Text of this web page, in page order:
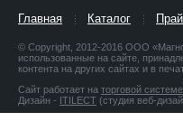
Главная Каталог
© Copyright, 2012-2016 ООО
использованные на сайте,
контента на других сайтах и в
Сайт работает на торговой
Дизайн - ITILECT (студия веб-